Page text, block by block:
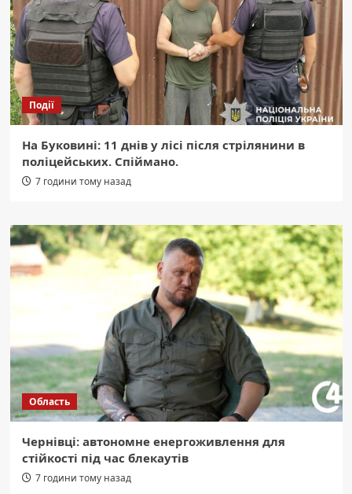
Події
На Буковині: 11 днів у лісі після стрілянини в
поліцейських. Спіймано.
7 години тому назад
Область
Чернівці: автономне енергоживлення для
стійкості під час блекаутів
7 години тому назад